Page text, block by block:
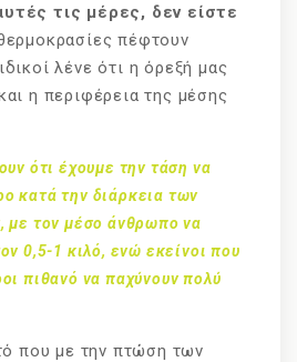
τις μέρες, δεν είστε
πέφτουν
λένε ότι η όρεξή μας
η περιφέρεια της μέσης
ότι έχουμε την τάση να
κατά την διάρκεια των
με τον μέσο άνθρωπο να
0,5-1 κιλό, ενώ εκείνοι που
πιθανό να παχύνουν πολύ
που με την πτώση των